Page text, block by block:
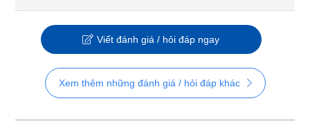
Viết đánh giá / hỏi đáp ngay
Xem thêm những đánh giá / hỏi đáp khác